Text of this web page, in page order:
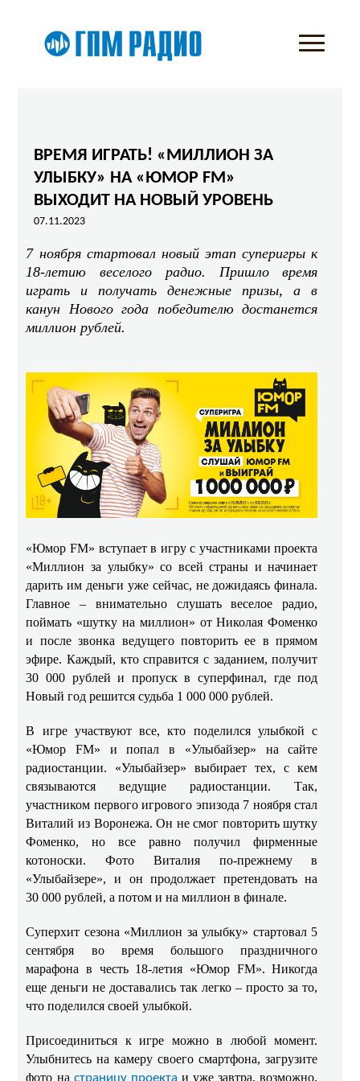
ВРЕМЯ ИГРАТЬ! «МИЛЛИОН ЗА
УЛЫБКУ» НА «ЮМОР FM»
ВЫХОДИТ НА НОВЫЙ УРОВЕНЬ
07.11.2023
7 ноября стартовал новый этап суперигры к
18-летию веселого радио. Пришло время
играть и получать денежные призы, а в
канун Нового года победителю достанется
миллион рублей.
«Юмор FM» вступает в игру с участниками проекта
«Миллион за улыбку» со всей страны и начинает
дарить им деньги уже сейчас, не дожидаясь финала.
Главное – внимательно слушать веселое радио,
поймать «шутку на миллион» от Николая Фоменко
и после звонка ведущего повторить ее в прямом
эфире. Каждый, кто справится с заданием, получит
30 000 рублей и пропуск в суперфинал, где под
Новый год решится судьба 1 000 000 рублей.
В игре участвуют все, кто поделился улыбкой с
«ЮморFM» и попал в «Улыбайзер» на сайте
радиостанции. «Улыбайзер» выбирает тех, с кем
связываются ведущие радиостанции. Так,
участником первого игрового эпизода 7 ноября стал
Виталий из Воронежа. Он не смог повторить шутку
Фоменко, но все равно получил фирменные
котоноски. Фото Виталия по-прежнему в
«Улыбайзере», и он продолжает претендовать на
30 000 рублей, а потом и на миллион в финале.
Суперхит сезона «Миллион за улыбку» стартовал 5
сентября во время большого праздничного
марафона в честь 18-летия «Юмор FM». Никогда
еще деньги не доставались так легко – просто за то,
что поделился своей улыбкой.
Присоединиться к игре можно в любой момент.
Улыбнитесь на камеру своего смартфона, загрузите
фото на и уже завтра, возможно,